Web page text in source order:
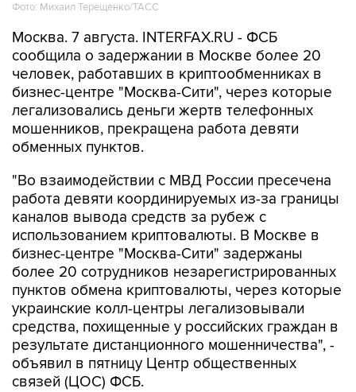
Фото: Михаил Терещенко/ТАСС
Москва. 7 августа. INTERFAX.RU - ФСБ
сообщила о задержании в Москве более 20
человек, работавших в криптообменниках в
бизнес-центре "Москва-Сити", через которые
легализовались деньги жертв телефонных
мошенников, прекращена работа девяти
обменных пунктов.
"Во взаимодействии с МВД России пресечена
работа девяти координируемых из-за границы
каналов вывода средств за рубеж с
использованием криптовалюты. В Москве в
бизнес-центре "Москва-Сити" задержаны
более 20 сотрудников незарегистрированных
пунктов обмена криптовалюты, через которые
украинские колл-центры легализовывали
средства, похищенные у российских граждан в
результате дистанционного мошенничества", -
объявил в пятницу Центр общественных
связей (ЦОС) ФСБ.